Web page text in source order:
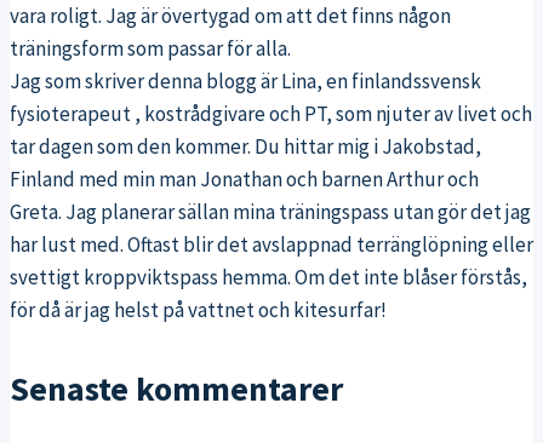
vara roligt. Jag är övertygad om att det finns någon
träningsform som passar för alla.
Jag som skriver denna blogg är Lina, en finlandssvensk
fysioterapeut , kostrådgivare och PT, som njuter av livet och
tar dagen som den kommer. Du hittar mig i Jakobstad,
Finland med min man Jonathan och barnen Arthur och
Greta. Jag planerar sällan mina träningspass utan gör det jag
har lust med. Oftast blir det avslappnad terränglöpning eller
svettigt kroppviktspass hemma. Om det inte blåser förstås,
för då är jag helst på vattnet och kitesurfar!
Senaste kommentarer